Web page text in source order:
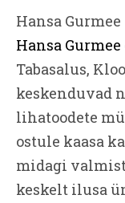
Hansa Gurmee
Hansa Gurmee
Tabasalus,
keskenduvad
lihatoodete
ostule kaasa
midagi
keskelt ilusa